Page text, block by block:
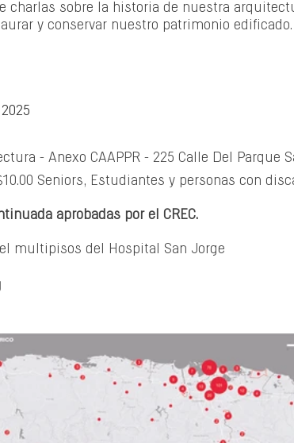
charlas sobre la historia de nuestra
y conservar nuestro patrimonio edificado.
- Anexo CAAPPR - 225 Calle Del Parque
Seniors, Estudiantes y personas con
aprobadas por el CREC.
multipisos del Hospital San Jorge